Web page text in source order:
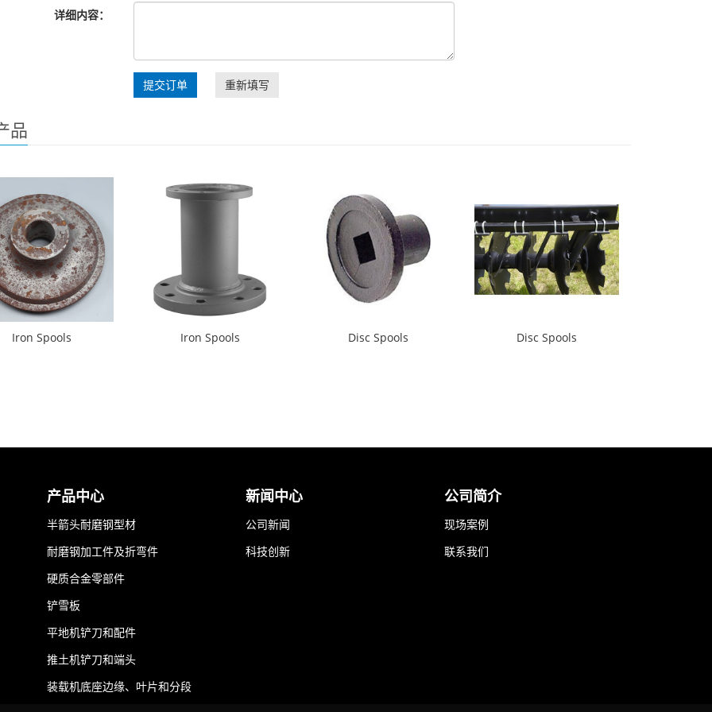
详细内容：
提交订单 重新填写
品
Iron Spools Iron Spools Disc Spools Disc Spools
产品中心
半箭头耐磨钢型材
耐磨钢加工件及折弯件
硬质合金零部件
铲雪板
平地机铲刀和配件
推土机铲刀和端头
装载机底座边缘、叶片和分段
新闻中心
公司新闻
科技创新
公司简介
现场案例
联系我们